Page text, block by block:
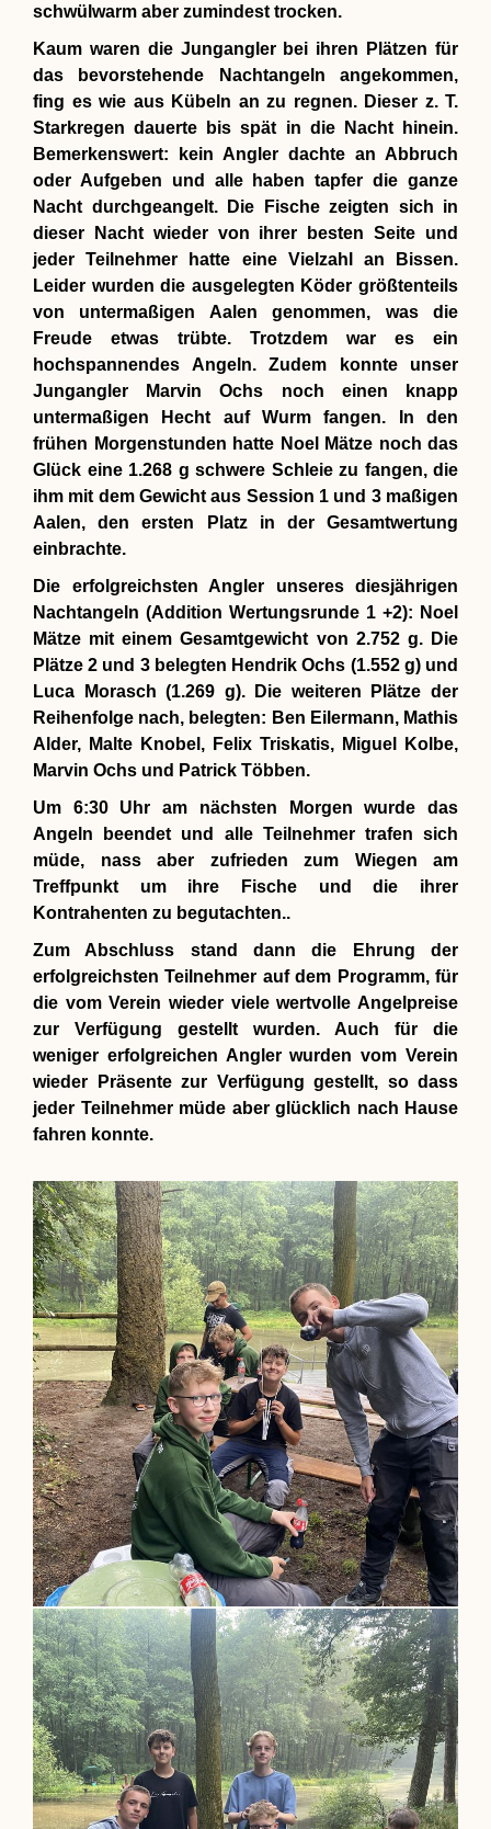
schwülwarm aber zumindest trocken.
Kaum waren die Jungangler bei ihren Plätzen für
das bevorstehende Nachtangeln angekommen,
fing es wie aus Kübeln an zu regnen. Dieser z. T.
Starkregen dauerte bis spät in die Nacht hinein.
Bemerkenswert: kein Angler dachte an Abbruch
oder Aufgeben und alle haben tapfer die ganze
Nacht durchgeangelt. Die Fische zeigten sich in
dieser Nacht wieder von ihrer besten Seite und
jeder Teilnehmer hatte eine Vielzahl an Bissen.
Leider wurden die ausgelegten Köder größtenteils
von untermaßigen Aalen genommen, was die
Freude etwas trübte. Trotzdem war es ein
hochspannendes Angeln. Zudem konnte unser
Jungangler Marvin Ochs noch einen knapp
untermaßigen Hecht auf Wurm fangen. In den
frühen Morgenstunden hatte Noel Mätze noch das
Glück eine 1.268 g schwere Schleie zu fangen, die
ihm mit dem Gewicht aus Session 1 und 3 maßigen
Aalen, den ersten Platz in der Gesamtwertung
einbrachte.
Die erfolgreichsten Angler unseres diesjährigen
Nachtangeln (Addition Wertungsrunde 1 +2): Noel
Mätze mit einem Gesamtgewicht von 2.752 g. Die
Plätze 2 und 3 belegten Hendrik Ochs (1.552 g) und
Luca Morasch (1.269 g). Die weiteren Plätze der
Reihenfolge nach, belegten: Ben Eilermann, Mathis
Alder, Malte Knobel, Felix Triskatis, Miguel Kolbe,
Marvin Ochs und Patrick Többen.
Um 6:30 Uhr am nächsten Morgen wurde das
Angeln beendet und alle Teilnehmer trafen sich
müde, nass aber zufrieden zum Wiegen am
Treffpunkt um ihre Fische und die ihrer
Kontrahenten zu begutachten..
Zum Abschluss stand dann die Ehrung der
erfolgreichsten Teilnehmer auf dem Programm, für
die vom Verein wieder viele wertvolle Angelpreise
zur Verfügung gestellt wurden. Auch für die
weniger erfolgreichen Angler wurden vom Verein
wieder Präsente zur Verfügung gestellt, so dass
jeder Teilnehmer müde aber glücklich nach Hause
fahren konnte.